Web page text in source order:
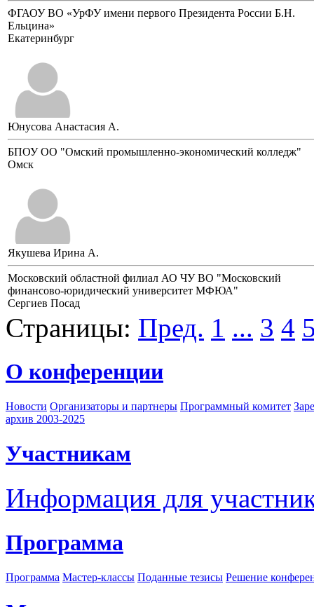
ФГАОУ ВО «УрФУ имени первого Президента России Б.Н.
Ельцина»
Екатеринбург
Юнусова Анастасия А.
БПОУ ОО "Омский промышленно-экономический колледж"
Омск
Якушева Ирина А.
Московский областной филиал АО ЧУ ВО "Московский
финансово-юридический университет МФЮА"
Сергиев Посад
Страницы: Пред. 1 ... 3 4
О конференции
Новости Организаторы и партнеры Программный комитет
архив 2003-2025
Участникам
Информация для
Программа
Программа Мастер-классы Поданные тезисы Решение